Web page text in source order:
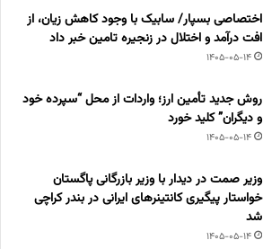
اختصاصی بسپار/ سابیک با وجود کاهش زیان، از
افت درآمد و اختلال در زنجیره تامین خبر داد
1405-05-14
روش جدید تأمین ارز؛ واردات از محل “سپرده خود
و دیگران” کلید خورد
1405-05-14
وزیر صمت در دیدار با وزیر بازرگانی پاگستان
خواستار پیگیری کانتینرهای ایرانی در بندر کراچی
شد
1405-05-14